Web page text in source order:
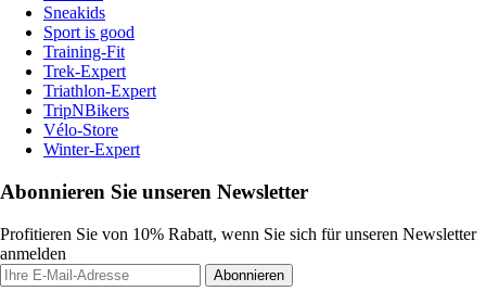
Sneakids
Sport is good
Training-Fit
Trek-Expert
Triathlon-Expert
TripNBikers
Vélo-Store
Winter-Expert
Abonnieren Sie unseren Newsletter
Profitieren Sie von 10% Rabatt, wenn Sie sich für unseren Newsletter
anmelden
Abonnieren